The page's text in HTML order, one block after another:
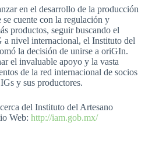
en el desarrollo de la producción
se cuente con la regulación y
productos, seguir buscando el
a nivel internacional, el Instituto del
la decisión de unirse a oriGIn.
el invaluable apoyo y la vasta
de la red internacional de socios
y sus productores.
del Instituto del Artesano
Web: http://iam.gob.mx/